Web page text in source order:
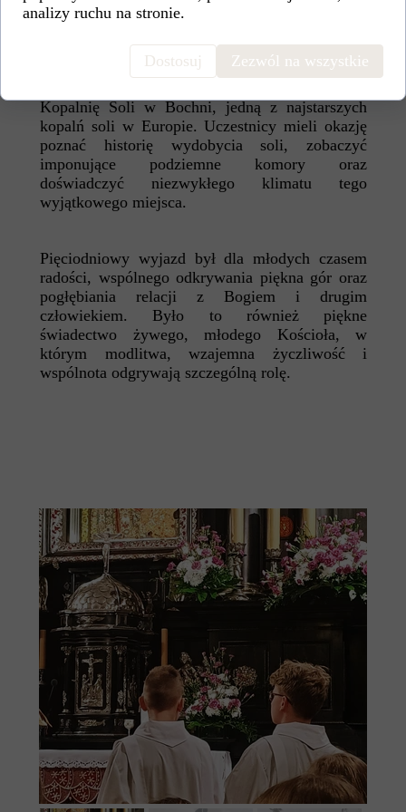
integracji, które umacniały więzi między
Kopalnię Soli w Bochni, jedną z najstarszych
kopalń soli w Europie. Uczestnicy mieli okazję
poznać historię wydobycia soli, zobaczyć
imponujące podziemne komory oraz
doświadczyć niezwykłego klimatu tego
wyjątkowego miejsca.
Pięciodniowy wyjazd był dla młodych czasem
radości, wspólnego odkrywania piękna gór oraz
pogłębiania relacji z Bogiem i drugim
człowiekiem. Było to również piękne
świadectwo żywego, młodego Kościoła, w
którym modlitwa, wzajemna życzliwość i
wspólnota odgrywają szczególną rolę.
analizy ruchu na stronie.
Dostosuj Zezwól na wszystkie